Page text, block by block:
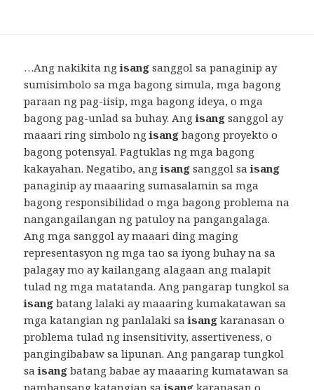
…Ang nakikita ngisang sanggol sa panaginip ay
sumisimbolo sa mga bagong simula, mga bagong
paraan ng pag-iisip, mga bagong ideya, o mga
bagong pag-unlad sa buhay. Angisang sanggol ay
maaari ring simbolo ngisang bagong proyekto o
bagong potensyal. Pagtuklas ng mga bagong
kakayahan. Negatibo, angisang sanggol saisang
panaginip ay maaaring sumasalamin sa mga
bagong responsibilidad o mga bagong problema na
nangangailangan ng patuloy na pangangalaga.
Ang mga sanggol ay maaari ding maging
representasyon ng mga tao sa iyong buhay na sa
palagay mo ay kailangang alagaan ang malapit
tulad ng mga matatanda. Ang pangarap tungkol sa
isang batang lalaki ay maaaring kumakatawan sa
mga katangian ng panlalaki saisang karanasan o
problema tulad ng insensitivity, assertiveness, o
pangingibabaw sa lipunan. Ang pangarap tungkol
saisang batang babae ay maaaring kumatawan sa